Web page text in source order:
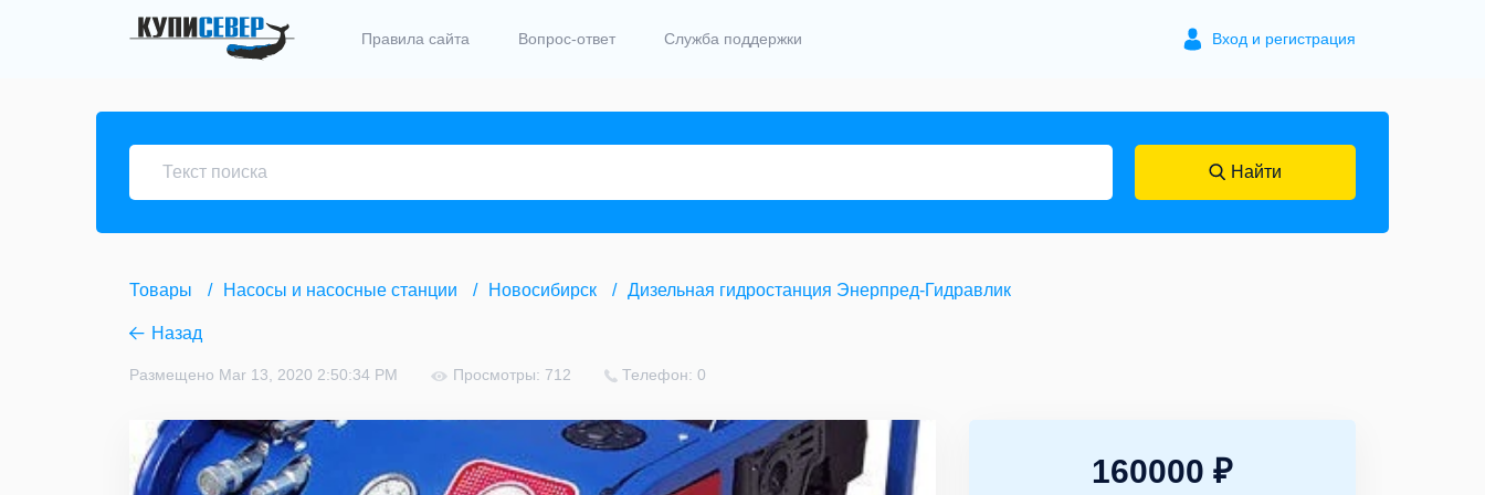
Правила сайта Вопрос-ответ Служба поддержки Вход и регистрация
Найти
Товары Насосы и насосные станции Новосибирск Дизельная гидростанция Энерпред-Гидравлик
Назад
Размещено Mar 13, 2020 2:50:34 PM Просмотры: 712 Телефон: 0
160000 ₽